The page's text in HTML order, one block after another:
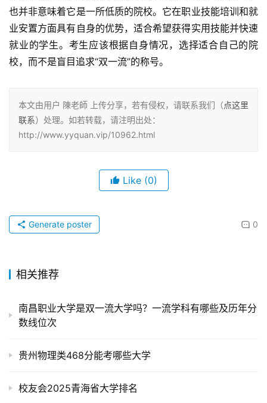
也并非意味着它是一所低质的院校。它在职业技能培训和就
业安置方面具有自身的优势，适合希望获得实用技能并快速
就业的学生。考生应该根据自身情况，选择适合自己的院
校，而不是盲目追求“双一流”的称号。
本文由用户 陳老師 上传分享，若有侵权，请联系我们（点这里
联系）处理。如若转载，请注明出处：
http://www.yyquan.vip/10962.html
Like (0)
0
Generate poster
相关推荐
南昌职业大学是双一流大学吗？一流学科有哪些及历年分
数线位次
贵州物理类468分能考哪些大学
校友会2025青海省大学排名